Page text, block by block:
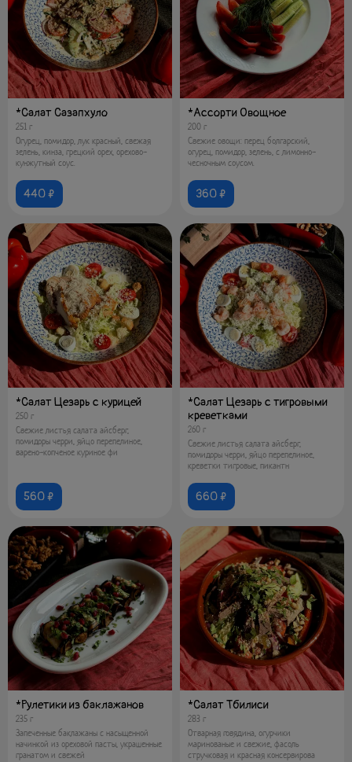
*Салат Сазапхуло
251 г
Огурец, помидор, лук красный, свежая
зелень, кинза, грецкий орех, орехово-
кунжутный соус.
440 ₽
*Ассорти Овощное
200 г
Свежие овощи: перец болгарский,
огурец, помидор, зелень, с лимонно-
чесночным соусом.
360 ₽
*Салат Цезарь с курицей
250 г
Свежие листья салата айсберг,
помидоры черри, яйцо перепелиное,
варено-копченое куриное фи
560 ₽
*Салат Цезарь с тигровыми
креветками
260 г
Свежие листья салата айсберг,
помидоры черри, яйцо перепелиное,
креветки тигровые, пикантн
660 ₽
*Рулетики из баклажанов
235 г
Запеченные баклажаны с насыщенной
начинкой из ореховой пасты, украшенные
гранатом и свежей
*Салат Тбилиси
283 г
Отварная говядина, огурчики
маринованые и свежие, фасоль
стручковая и красная консервирова